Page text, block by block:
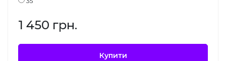
1 450 грн.
Купити